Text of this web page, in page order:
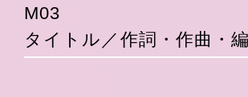
M03
タイトル／作詞・作曲・